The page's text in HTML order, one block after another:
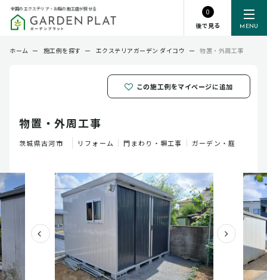
MENU
全国のエクステリア・お庭の施工店が探せる
0
後で見る
ホーム ー 施工例を探す ー エクステリアガーデン ダイコウ ー 物置・外周工事
この施工例をマイページに追加
物置・外周工事
茨城県古河市 リフォーム 門まわり・塀工事 ガーデン・庭